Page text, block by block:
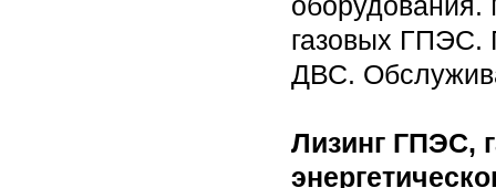
газовых ГПЭС.
ДВС.
Лизинг ГПЭС,